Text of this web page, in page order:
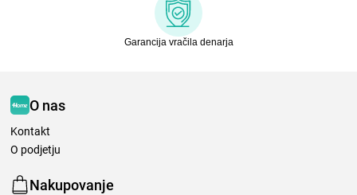
Garancija vračila denarja
O nas
Kontakt
O podjetju
Nakupovanje